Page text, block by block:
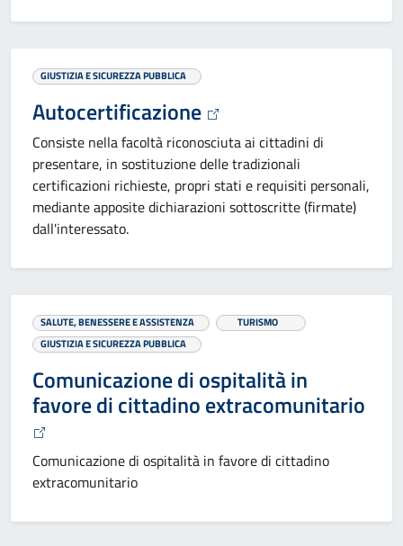
GIUSTIZIA E SICUREZZA PUBBLICA
Autocertificazione
Consiste nella facoltà riconosciuta ai cittadini di
presentare, in sostituzione delle tradizionali
certificazioni richieste, propri stati e requisiti personali,
mediante apposite dichiarazioni sottoscritte (firmate)
dall'interessato.
SALUTE, BENESSERE E ASSISTENZA
TURISMO
GIUSTIZIA E SICUREZZA PUBBLICA
Comunicazione di ospitalità in
favore di cittadino extracomunitario
Comunicazione di ospitalità in favore di cittadino
extracomunitario